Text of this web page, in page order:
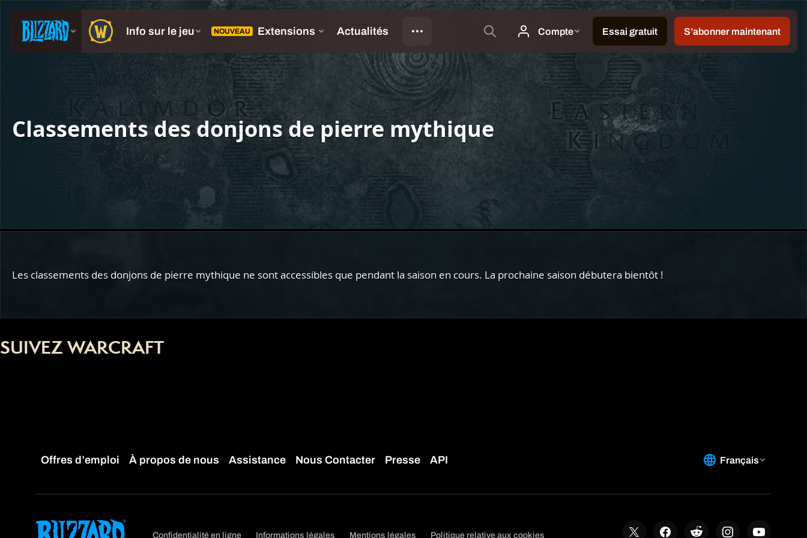
Classements des donjons de pierre mythique
Les classements des donjons de pierre mythique ne sont accessibles que pendant la saison en cours. La prochaine saison débutera bientôt !
SUIVEZ WARCRAFT